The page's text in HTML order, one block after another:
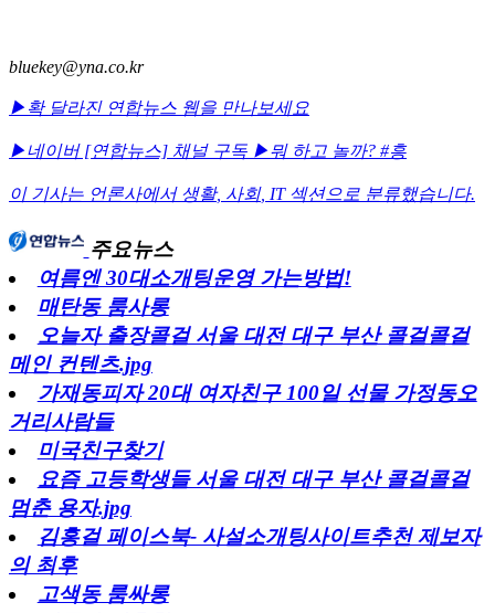
bluekey@yna.co.kr
▶확 달라진 연합뉴스 웹을 만나보세요
▶네이버 [연합뉴스] 채널 구독 ▶뭐 하고 놀까? #흥
이 기사는 언론사에서 생활, 사회, IT섹션으로 분류했습니다.
주요뉴스
여름엔 30대소개팅운영 가는방법!
매탄동 룸사롱
오늘자 출장콜걸 서울 대전 대구 부산 콜걸콜걸
메인 컨텐츠.jpg
가재동피자 20대 여자친구 100일 선물 가정동오
거리사람들
미국친구찾기
요즘 고등학생들 서울 대전 대구 부산 콜걸콜걸
멈춘 용자.jpg
김홍걸 페이스북- 사설소개팅사이트추천 제보자
의 최후
고색동 룸싸롱